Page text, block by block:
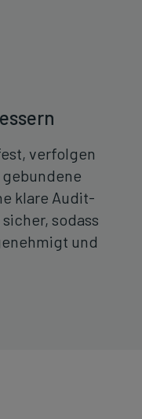
verfolgen
klare Audit-
sodass
und